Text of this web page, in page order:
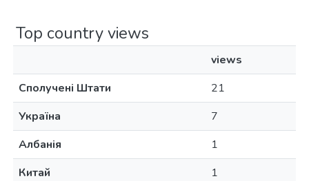
Top country views
views
Сполучені Штати
21
Україна
7
Албанія
1
Китай
1